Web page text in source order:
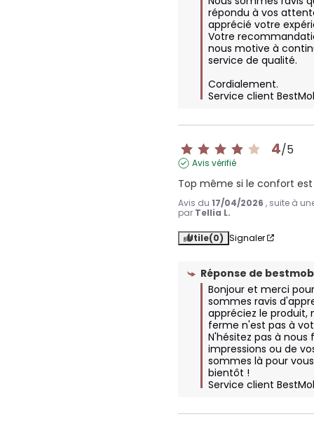
répondu à vos
apprécié votre
Votre
nous motive à
service de qualité.
Cordialement.
Service client
4/5
Avis vérifié
Top même si le confort
Avis du17/04/2026 , suite à
par Tellia L.
Utile(0) Signaler
Réponse de
Bonjour et merci
sommes ravis
appréciez le
ferme n'est pas à
N'hésitez pas à nous
impressions ou de
sommes là pour
bientôt !
Service client